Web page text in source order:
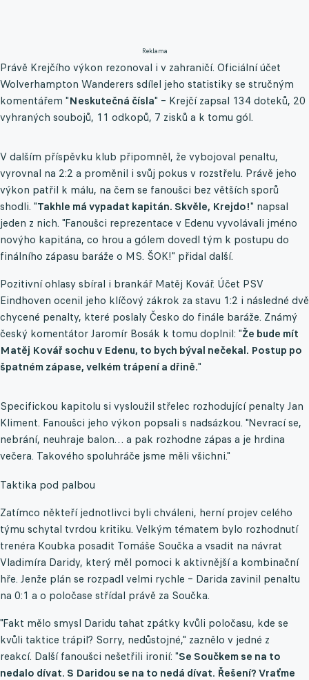
Reklama
Právě Krejčího výkon rezonoval i v zahraničí. Oficiální účet
Wolverhampton Wanderers sdílel jeho statistiky se stručným
komentářem "Neskutečná čísla" – Krejčí zapsal 134 doteků, 20
vyhraných soubojů, 11 odkopů, 7 zisků a k tomu gól.
V dalším příspěvku klub připomněl, že vybojoval penaltu,
vyrovnal na 2:2 a proměnil i svůj pokus v rozstřelu. Právě jeho
výkon patřil k málu, na čem se fanoušci bez větších sporů
shodli. "Takhle má vypadat kapitán. Skvěle, Krejdo!" napsal
jeden z nich. "Fanoušci reprezentace v Edenu vyvolávali jméno
novýho kapitána, co hrou a gólem dovedl tým k postupu do
finálního zápasu baráže o MS. ŠOK!" přidal další.
Pozitivní ohlasy sbíral i brankář Matěj Kovář. Účet PSV
Eindhoven ocenil jeho klíčový zákrok za stavu 1:2 i následné dvě
chycené penalty, které poslaly Česko do finále baráže. Známý
český komentátor Jaromír Bosák k tomu doplnil: "Že bude mít
Matěj Kovář sochu v Edenu, to bych býval nečekal. Postup po
špatném zápase, velkém trápení a dřině."
Specifickou kapitolu si vysloužil střelec rozhodující penalty Jan
Kliment. Fanoušci jeho výkon popsali s nadsázkou. "Nevrací se,
nebrání, neuhraje balon… a pak rozhodne zápas a je hrdina
večera. Takového spoluhráče jsme měli všichni."
Taktika pod palbou
Zatímco někteří jednotlivci byli chváleni, herní projev celého
týmu schytal tvrdou kritiku. Velkým tématem bylo rozhodnutí
trenéra Koubka posadit Tomáše Součka a vsadit na návrat
Vladimíra Daridy, který měl pomoci k aktivnější a kombinační
hře. Jenže plán se rozpadl velmi rychle – Darida zavinil penaltu
na 0:1 a o poločase střídal právě za Součka.
"Fakt mělo smysl Daridu tahat zpátky kvůli poločasu, kde se
kvůli taktice trápil? Sorry, nedůstojné," zaznělo v jedné z
reakcí. Další fanoušci nešetřili ironií: "Se Součkem se na to
nedalo dívat. S Daridou se na to nedá dívat. Řešení? Vraťme